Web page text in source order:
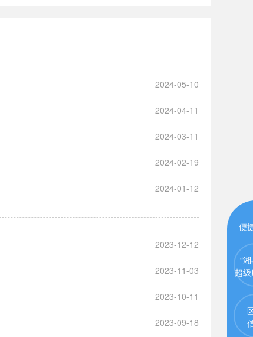
2024-05-10
2024-04-11
2024-03-11
2024-02-19
2024-01-12
2023-12-12
2023-11-03
2023-10-11
2023-09-18
便
“
超